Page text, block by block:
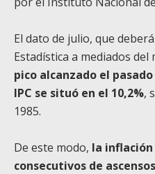
El dato de julio, que
Estadística a mediados del
pico alcanzado el
IPC se situó en el 10,2%,
1985.
De este modo, la
consecutivos de